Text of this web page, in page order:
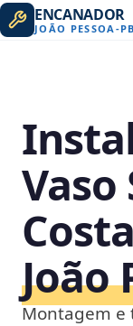
ENCANADOR
JOÃO PESSOA -PB
João
Montagem e